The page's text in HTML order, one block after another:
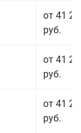
от 41
руб.
от 41
руб.
от 41
руб.